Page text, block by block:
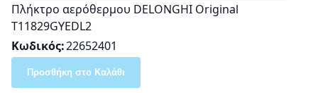
Πλήκτρο αερόθερμου DELONGHI Original
T11829GYEDL2
Κωδικός 22652401
Προσθήκη στο Καλάθι